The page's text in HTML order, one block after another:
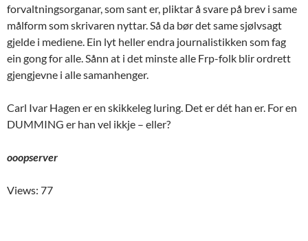
forvaltningsorganar, som sant er, pliktar å svare på brev i same
målform som skrivaren nyttar. Så da bør det same sjølvsagt
gjelde i mediene. Ein lyt heller endra journalistikken som fag
ein gong for alle. Sånn at i det minste alle Frp-folk blir ordrett
gjengjevne i alle samanhenger.
Carl Ivar Hagen er en skikkeleg luring. Det er dét han er. For en
DUMMING er han vel ikkje – eller?
ooopserver
Views: 77